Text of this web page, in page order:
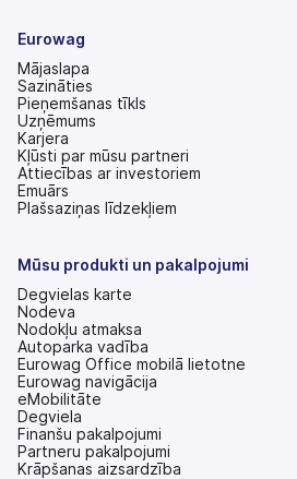
Eurowag
Mājaslapa
Sazināties
Pieņemšanas tīkls
Uzņēmums
Karjera
Kļūsti par mūsu partneri
Attiecības ar investoriem
(tiek
atvērts
Emuārs
Plašsaziņas līdzekļiem
Mūsu produkti un pakalpojumi
Degvielas karte
Nodeva
Nodokļu atmaksa
Autoparka vadība
Eurowag Office mobilā lietotne
Eurowag navigācija
eMobilitāte
Degviela
Finanšu pakalpojumi
Partneru pakalpojumi
Krāpšanas aizsardzība